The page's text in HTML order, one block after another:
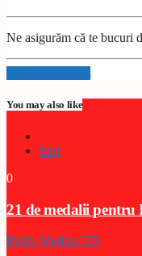
Ne asigurăm că te bucuri
Info and episodes
You may also like
Stiri
0
21 de medalii
Radio Medias 725